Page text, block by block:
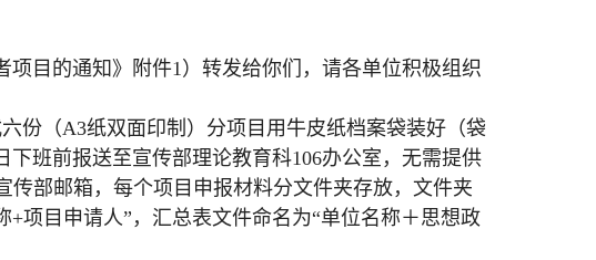
目的通知》附件1）转发给你们，请各单位积极组织
份（A3纸双面印制）分项目用牛皮纸档案袋装好（袋
班前报送至宣传部理论教育科106办公室，无需提供
部邮箱，每个项目申报材料分文件夹存放，文件夹
项目申请人”，汇总表文件命名为“单位名称＋思想政